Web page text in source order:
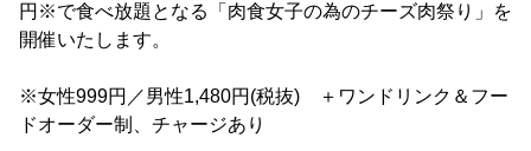
円※で食べ放題となる「肉食女子の為のチーズ肉祭り」を
開催いたします。
※女性999円／男性1,480円(税抜) ＋ワンドリンク＆フー
ドオーダー制、チャージあり